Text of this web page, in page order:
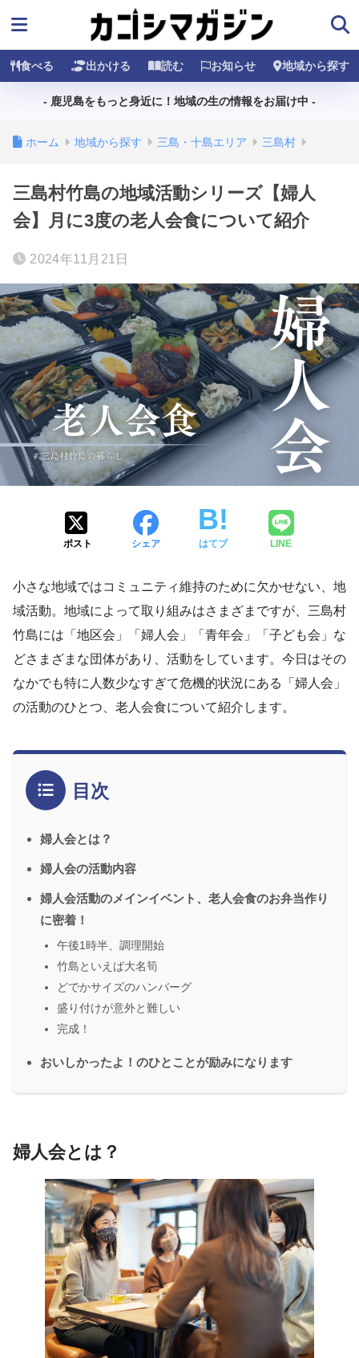
食べる 出かける 読む お知らせ 地域から探す
- 鹿児島をもっと身近に！地域の生の情報をお届け中 -
ホーム 地域から探す 三島・十島エリア 三島村
三島村竹島の地域活動シリーズ【婦人
会】月に3度の老人会食について紹介
2024年11月21日
ポスト シェア はてブ LINE
小さな地域ではコミュニティ維持のために欠かせない、地
域活動。地域によって取り組みはさまざまですが、三島村
竹島には「地区会」「婦人会」「青年会」「子ども会」な
どさまざまな団体があり、活動をしています。今日はその
なかでも特に人数少なすぎて危機的状況にある「婦人会」
の活動のひとつ、老人会食について紹介します。
目次
婦人会とは？
婦人会の活動内容
婦人会活動のメインイベント、老人会食のお弁当作り
に密着！
午後1時半、調理開始
竹島といえば大名筍
どでかサイズのハンバーグ
盛り付けが意外と難しい
完成！
おいしかったよ！のひとことが励みになります
婦人会とは？